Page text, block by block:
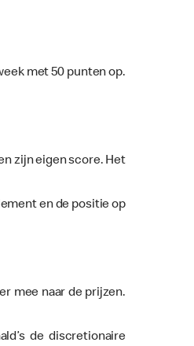
met 50 punten op.
zijn eigen score. Het
en de positie op
mee naar de prijzen.
de discretionaire